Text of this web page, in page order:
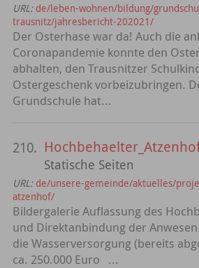
URL: de/leben-wohnen/bildung/
trausnitz/jahresbericht-202021/
Der Osterhase war da! Auch die
Coronapandemie konnte den
abhalten, den Trausnitzer
Ostergeschenk vorbeizubringen.
Grundschule hat...
210.
Statische Seiten
URL: de/unsere-gemeinde/aktuelles/
atzenhof/
Bildergalerie Auflassung des
und Direktanbindung der Anwesen
die Wasserversorgung (bereits
ca. 250.000 Euro ...